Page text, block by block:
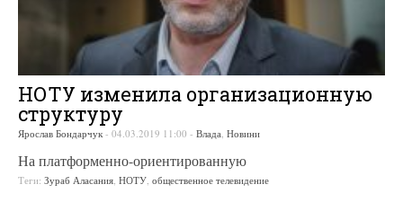
НОТУ изменила организационную
структуру
Ярослав Бондарчук - 04.03.2019 11:00 - Влада, Новини
На платформенно-ориентированную
Теги: Зураб Аласания, НОТУ, общественное телевидение